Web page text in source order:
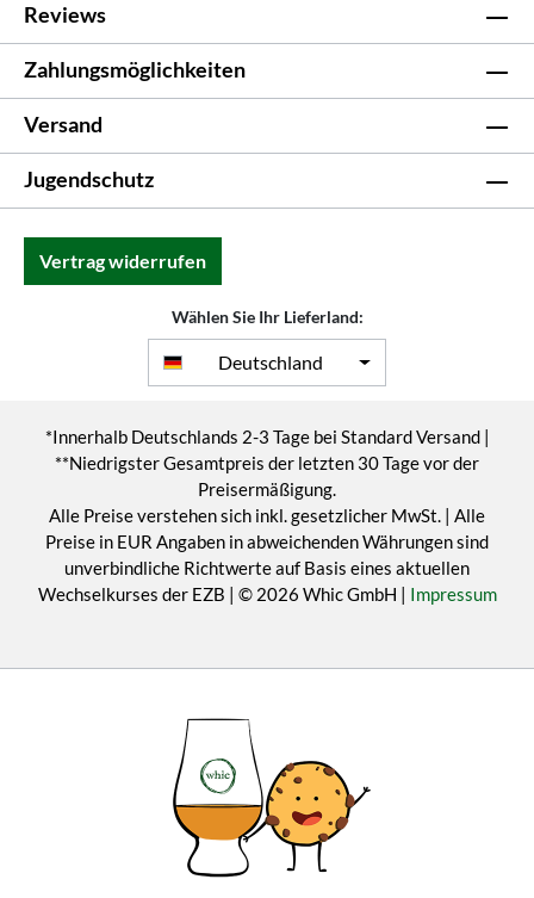
Reviews
Zahlungsmöglichkeiten
Versand
Jugendschutz
Vertrag widerrufen
Wählen Sie Ihr Lieferland:
Deutschland
*Innerhalb Deutschlands 2-3 Tage bei Standard Versand |
**Niedrigster Gesamtpreis der letzten 30 Tage vor der
Preisermäßigung.
Alle Preise verstehen sich inkl. gesetzlicher MwSt. | Alle
Preise in EUR Angaben in abweichenden Währungen sind
unverbindliche Richtwerte auf Basis eines aktuellen
Wechselkurses der EZB | © 2026 Whic GmbH | Impressum